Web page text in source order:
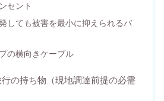
セント
しても被害を最小に抑えられるバ
の横向きケーブル
行の持ち物（現地調達前提の必需